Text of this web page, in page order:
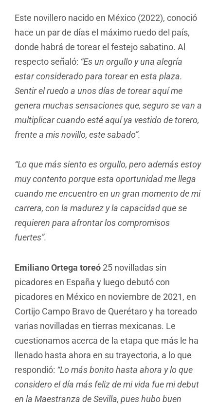
Este novillero nacido en México (2022), conoció
hace un par de días el máximo ruedo del país,
donde habrá de torear el festejo sabatino. Al
respecto señaló: “Es un orgullo y una alegría
estar considerado para torear en esta plaza.
Sentir el ruedo a unos días de torear aquí me
genera muchas sensaciones que, seguro se van a
multiplicar cuando esté aquí ya vestido de torero,
frente a mis novillo, este sabado”.
“Lo que más siento es orgullo, pero además estoy
muy contento porque esta oportunidad me llega
cuando me encuentro en un gran momento de mi
carrera, con la madurez y la capacidad que se
requieren para afrontar los compromisos
fuertes”.
Emiliano Ortega toreó 25 novilladas sin
picadores en España y luego debutó con
picadores en México en noviembre de 2021, en
Cortijo Campo Bravo de Querétaro y ha toreado
varias novilladas en tierras mexicanas. Le
cuestionamos acerca de la etapa que más le ha
llenado hasta ahora en su trayectoria, a lo que
respondió: “Lo más bonito hasta ahora y lo que
considero el día más feliz de mi vida fue mi debut
en la Maestranza de Sevilla, pues hubo buen